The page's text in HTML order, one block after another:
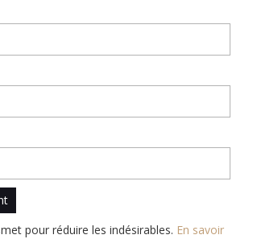
pour réduire les indésirables. En savoir